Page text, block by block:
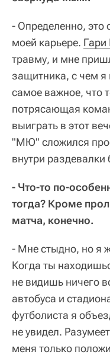
- Определенно, это
моей карьере. Гари
травму, и мне
защитника, с чем
самое важное, что
потрясающая
выиграть в этот
"МЮ" сложился
внутри
- Что-то по-
тогда? Кроме
матча, конечно.
- Мне стыдно, но я
Когда ты
не видишь ничего
автобуса и
футболиста я
не увидел.
меня только